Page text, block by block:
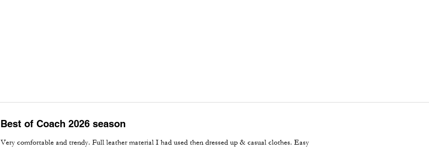
Best of Coach 2026 season
Very comfortable and trendy. Full leather material I had used then dressed up & casual clothes. Easy